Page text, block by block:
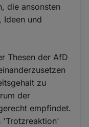
die ansonsten
Ideen und
Thesen der AfD
zu
der
empfindet.
'Trotzreaktion'